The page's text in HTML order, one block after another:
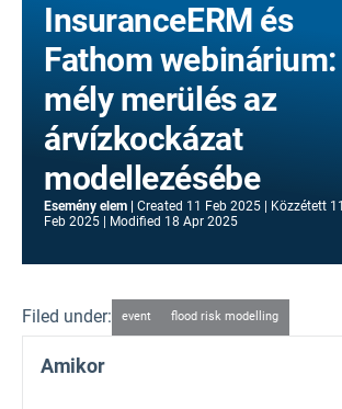
InsuranceERM és
Fathom webinárium:
mély merülés az
árvízkockázat
modellezésébe
Esemény elem Created 11 Feb 2025 Közzétett 11
Feb 2025
Modified 18 Apr 2025
Filed under: event flood risk modelling
Amikor